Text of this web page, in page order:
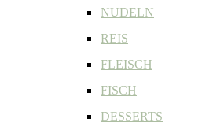
NUDELN
REIS
FLEISCH
FISCH
DESSERTS